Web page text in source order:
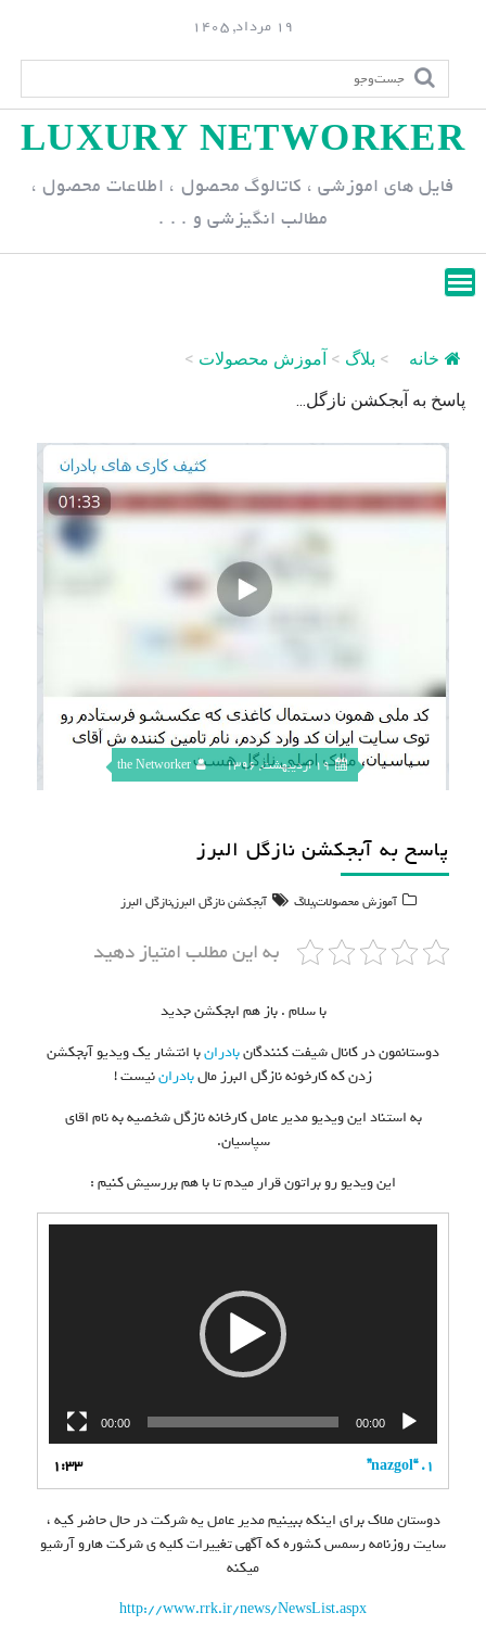
p
n
19 مرداد, 1405
LUXURY NETWORKER
فایل های اموزشی ، کاتالوگ محصول ، اطلاعات محصول ،
مطالب انگیزشی و . . .
خانه > بلاگ > آموزش محصولات >
پاسخ به آبجکشن نازگل...
19 اردیبهشت, 1396 the Networker
پاسخ به آبجکشن نازگل البرز
آموزش محصولات,بلاگ آبجکشن نازگل البرز,نازگل البرز
به این مطلب امتیاز دهید
با سلام . باز هم ابجکشن جدید
دوستانمون در کانال شیفت کنندگانبادرانبا انتشار یک ویدیو آبجکشن
زدن که کارخونه نازگل البرز مالبادراننیست !
به استناد این ویدیو مدیر عامل کارخانه نازگل شخصیه به نام اقای
سپاسیان.
این ویدیو رو براتون قرار میدم تا با هم بررسیش کنیم :
00:00
00:00
1.
“nazgol”
1:33
دوستان ملاک برای اینکه ببینیم مدیر عامل یه شرکت در حال حاضر کیه ،
سایت روزنامه رسمس کشوره که آگهی تغییرات کلیه ی شرکت هارو آرشیو
میکنه
http://www.rrk.ir/news/NewsList.aspx